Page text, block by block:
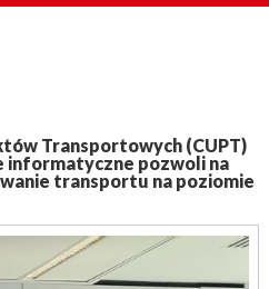
Transportowych (CUPT)
informatyczne pozwoli na
transportu na poziomie